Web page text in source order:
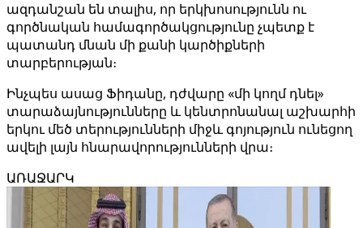
ազդանշան են տալիս, որ երկխոսությունն ու
գործնական համագործակցությունը չպետք է
պատանդ մնան մի քանի կարծիքների
տարբերության։
Ինչպես ասաց Ֆիդանը, դժվարը «մի կողմ դնել»
տարաձայնությունները և կենտրոնանալ աշխարհի
երկու մեծ տերությունների միջև գոյություն ունեցող
ավելի լայն հնարավորությունների վրա։
ԱՌԱՋԱՐԿ